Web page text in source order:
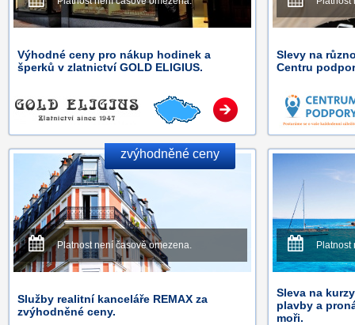
Výhodné ceny pro nákup hodinek a
šperků v zlatnictví GOLD ELIGIUS.
Slevy na
Centru
zvýhodněné ceny
Platnost není časově omezena.
Služby realitní kanceláře REMAX za
zvýhodněné ceny.
Platnost
Sleva na
plavby a
moři.